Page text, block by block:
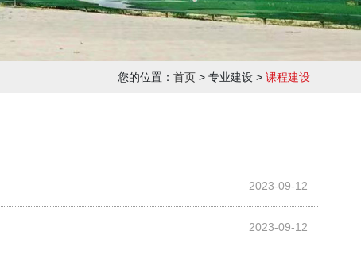
您的位置：首页 > 专业建设 >课程建设
2023-09-12
2023-09-12